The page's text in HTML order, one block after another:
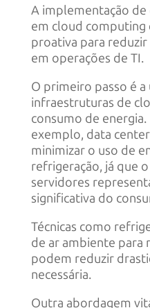
A implementação de
em cloud computing
proativa para
em operações de TI.
O primeiro passo é a
infraestruturas de
consumo de
exemplo, data
minimizar o uso de
refrigeração, já que
servidores
significativa do
Técnicas como
de ar ambiente para
podem reduzir
necessária.
Outra abordagem